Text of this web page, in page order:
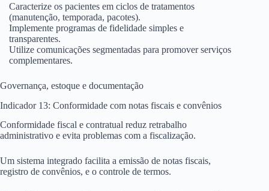
Caracterize os pacientes em ciclos de tratamentos
(manutenção, temporada, pacotes).
Implemente programas de fidelidade simples e
transparentes.
Utilize comunicações segmentadas para promover serviços
complementares.
Governança, estoque e documentação
Indicador 13: Conformidade com notas fiscais e convênios
Conformidade fiscal e contratual reduz retrabalho
administrativo e evita problemas com a fiscalização.
Um sistema integrado facilita a emissão de notas fiscais,
registro de convênios, e o controle de termos.